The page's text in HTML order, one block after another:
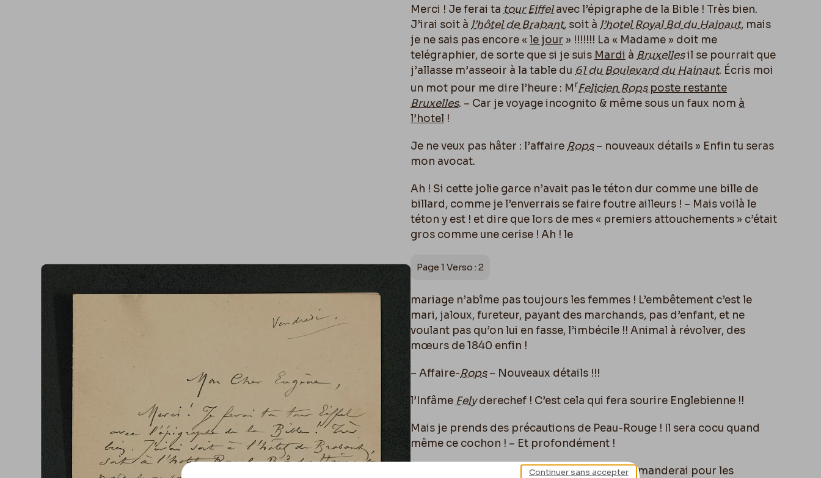
Merci ! Je ferai ta tour Eiffelavec l’épigraphe de la Bible ! Très bien.
J’irai soit à l’hôtel de Brabant, soit à l’hotel Royal Bd du Hainaut, mais
je ne sais pas encore « le jour » !!!!!!! La « Madame » doit me
telégraphier, de sorte que si je suis Mardi à Bruxellesil se pourrait que
j’allasse m’asseoir à la table du 61 du Boulevard du Hainaut. Écris moi
un mot pour me dire l’heure : MrFelicien Rops poste restante
Bruxelles. – Car je voyage incognito & même sous un faux nom à
l’hotel !
Je ne veux pas hâter : l’affaire Rops– nouveaux détails » Enfin tu seras
mon avocat.
Ah ! Si cette jolie garce n’avait pas le téton dur comme une bille de
billard, comme je l’enverrais se faire foutre ailleurs ! – Mais voilà le
téton y est ! et dire que lors de mes « premiers attouchements » c’était
gros comme une cerise ! Ah ! le
Page 1 Verso : 2
mariage n’abîme pas toujours les femmes ! L’embêtement c’est le
mari, jaloux, fureteur, payant des marchands, pas d’enfant, et ne
voulant pas qu’on lui en fasse, l’imbécile !! Animal à révolver, des
mœurs de 1840 enfin !
– Affaire-Rops– Nouveaux détails !!!
l’Infâme Felyderechef ! C’est cela qui fera sourire Englebienne !!
Mais je prends des précautions de Peau-Rouge ! Il sera cocu quand
même ce cochon ! – Et profondément !
– Enfin ! encore ! je t’assure que je te recommanderai pour les
Continuer sans accepter